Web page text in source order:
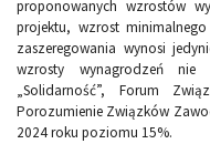
proponowanych wzrostów
projektu, wzrost
zaszeregowania wynosi
wzrosty wynagrodzeń nie
„Solidarność”, Forum
Porozumienie Związków
2024 roku poziomu 15%.